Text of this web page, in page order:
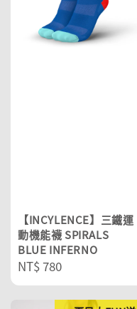
【INCYLENCE】三鐵運
動機能襪 SPIRALS
BLUE INFERNO
Regular
price
NT$ 780